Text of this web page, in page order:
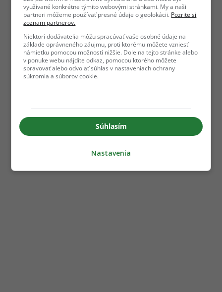
využívané konkrétne týmito webovými stránkami. My a naši
partneri môžeme používať presné údaje o geolokácii. Pozrite si
zoznam partnerov.
Niektorí dodávatelia môžu spracúvať vaše osobné údaje na
základe oprávneného záujmu, proti ktorému môžete vzniesť
námietku pomocou možností nižšie. Dole na tejto stránke alebo
v ponuke webu nájdite odkaz, pomocou ktorého môžete
spravovať alebo odvolať súhlas v nastaveniach ochrany
súkromia a súborov cookie.
Súhlasím
Nastavenia